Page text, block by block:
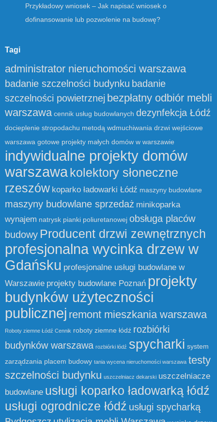
Przykładowy wniosek – Jak napisać wniosek o
dofinansowanie lub pozwolenie na budowę?
Tagi
administrator nieruchomości warszawa
badanie szczelności budynku badanie
szczelności powietrznej bezpłatny odbiór mebli
warszawa cennik usług budowlanych dezynfekcja Łódź
docieplenie stropodachu metodą wdmuchiwania drzwi wejściowe
warszawa gotowe projekty małych domów w warszawie
indywidualne projekty domów
warszawakolektory słoneczne
rzeszów koparko ładowarki Łódź maszyny budowlane
maszyny budowlane sprzedaż minikoparka
wynajem natrysk pianki poliuretanowej obsługa placów
budowy Producent drzwi zewnętrznych
profesjonalna wycinka drzew w
Gdańsku profesjonalne usługi budowlane w
Warszawie projekty budowlane Poznań projekty
budynków użyteczności
publicznej remont mieszkania warszawa
Roboty ziemne Łódź Cennik roboty ziemne łódź rozbiórki
budynków warszawa rozbiórki łódź spycharki system
zarządzania placem budowy tania wycena nieruchomości warszawa testy
szczelności budynku uszczelniacz dekarski uszczelniacze
budowlane usługi koparko ładowarką łódź
usługi ogrodnicze łódź usługi spycharką